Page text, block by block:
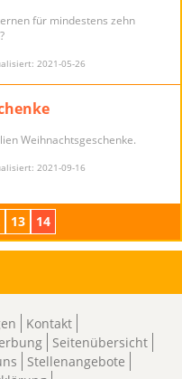
für mindestens zehn
2021-05-26
Weihnachtsgeschenke.
2021-09-16
13 14
Kontakt
Seitenübersicht
Stellenangebote